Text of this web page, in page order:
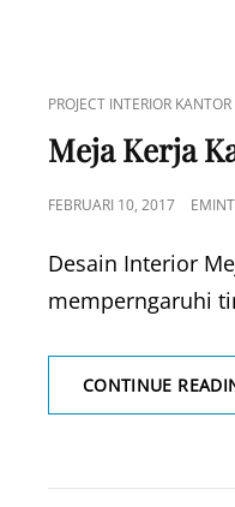
CAT
LINKS
PROJECT INTERIOR KANTOR
Meja Kerja
POSTED
FEBRUARI 10, 2017
Desain Interior
memperngaruhi
CONTINUE